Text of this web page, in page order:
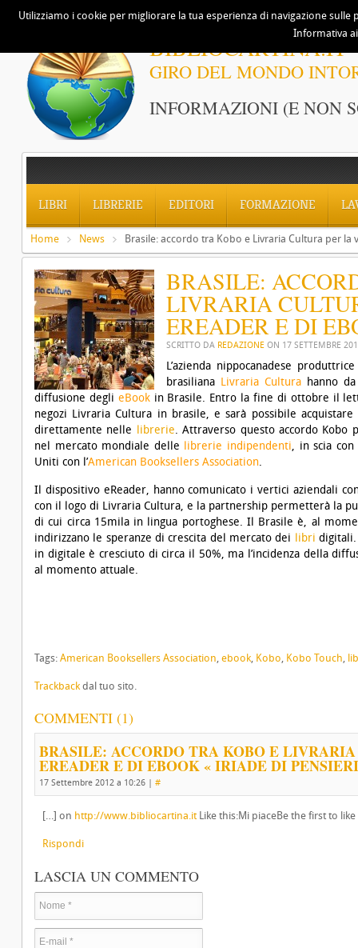
BIBLIOCARTINA.IT
GIRO DEL MONDO
INFORMAZIONI (E NON
LIBRI LIBRERIE EDITORI FORMAZIONE
Home News Brasile: accordo tra Kobo e Livraria Cultura per la
BRASILE:
LIVRARIA
EREADER E DI
SCRITTO DA REDAZIONE ON 17 SETTEMBRE
L’azienda nippocanadese
brasiliana Livraria Cultura hanno
diffusione degli eBookin Brasile. Entro la fine di ottobre il
negozi Livraria Cultura in brasile, e sarà possibile
direttamente nelle librerie. Attraverso questo accordo Kobo
nel mercato mondiale delle librerie indipendenti, in scia con
Uniti con l’American Booksellers Association.
Il dispositivo eReader, hanno comunicato i vertici aziendali
con il logo di Livraria Cultura, e la partnership permetterà la
di cui circa 15mila in lingua portoghese. Il Brasile è, al
indirizzano le speranze di crescita del mercato dei libri
in digitale è cresciuto di circa il 50%, ma l’incidenza della
al momento attuale.
Tags: American Booksellers Association, ebook, Kobo, Kobo Touch,
Trackbackdal tuo sito.
COMMENTI (1)
BRASILE: ACCORDO TRA KOBO E
EREADER E DI EBOOK « IRIADE DI PENSIERI
17 Settembre 2012 a 10:26 | #
[…] on http://www.bibliocartina.itLike this:Mi piaceBe the first to
Rispondi
LASCIA UN COMMENTO
Utilizziamo i cookie per migliorare la tua esperienza di navigazione
Informativa ai